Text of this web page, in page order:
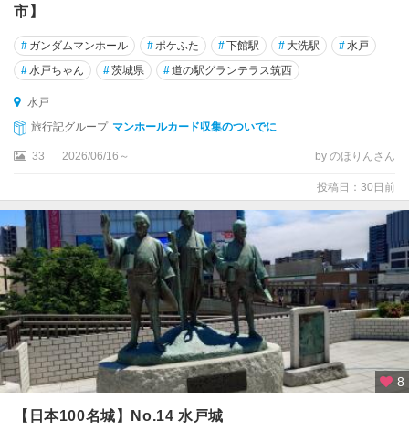
潮
来
・
波
崎
土
浦
く
ば
・
牛
久
笠
間
・
下
市】
# ガンダムマンホール #ポケふた #下館駅 # 大洗駅 #水戸
#水戸ちゃん #茨城県 #道の駅グランテラス筑西
水戸
旅行記グループ マンホールカード収集のついでに
33 2026/06/16～ by のほりんさん
投稿日：30日前
8
【日本100名城】No.14 水戸城